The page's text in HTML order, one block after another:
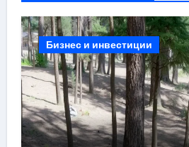
Бизнес и инвестиции